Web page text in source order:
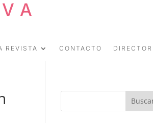
REVISTA CONTACTO